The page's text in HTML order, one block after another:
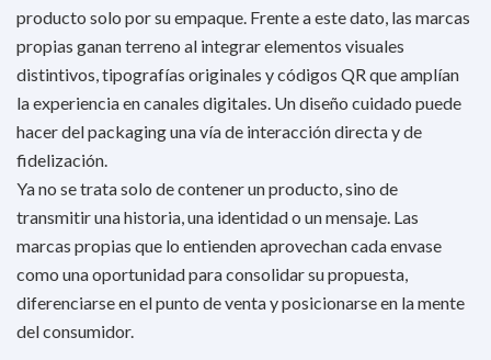
producto solo por su empaque. Frente a este dato, las marcas
propias ganan terreno al integrar elementos visuales
distintivos, tipografías originales y códigos QR que amplían
la experiencia en canales digitales. Un diseño cuidado puede
hacer del packaging una vía de interacción directa y de
fidelización.
Ya no se trata solo de contener un producto, sino de
transmitir una historia, una identidad o un mensaje. Las
marcas propias que lo entienden aprovechan cada envase
como una oportunidad para consolidar su propuesta,
diferenciarse en el punto de venta y posicionarse en la mente
del consumidor.